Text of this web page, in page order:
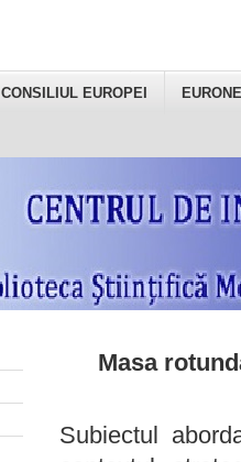
CONSILIUL EUROPEI
Masa
Subiectul